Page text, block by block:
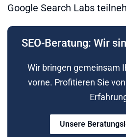
Google Search Labs
SEO-Beratung: Wir
Wir bringen gemeinsam
vorne. Profitieren Sie
Unsere